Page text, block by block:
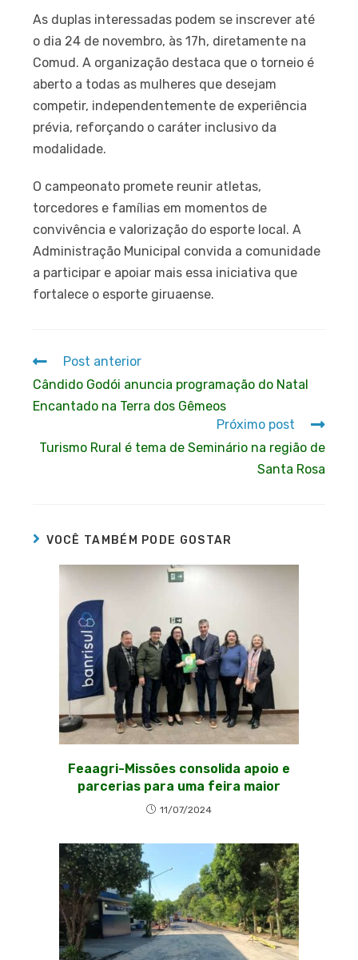
As duplas interessadas podem se inscrever até
o dia 24 de novembro, às 17h, diretamente na
Comud. A organização destaca que o torneio é
aberto a todas as mulheres que desejam
competir, independentemente de experiência
prévia, reforçando o caráter inclusivo da
modalidade.
O campeonato promete reunir atletas,
torcedores e famílias em momentos de
convivência e valorização do esporte local. A
Administração Municipal convida a comunidade
a participar e apoiar mais essa iniciativa que
fortalece o esporte giruaense.
Post anterior
Cândido Godói anuncia programação do Natal
Encantado na Terra dos Gêmeos
Próximo post
Turismo Rural é tema de Seminário na região de
Santa Rosa
VOCÊ TAMBÉM PODE GOSTAR
Feaagri-Missões consolida apoio e
parcerias para uma feira maior
11/07/2024